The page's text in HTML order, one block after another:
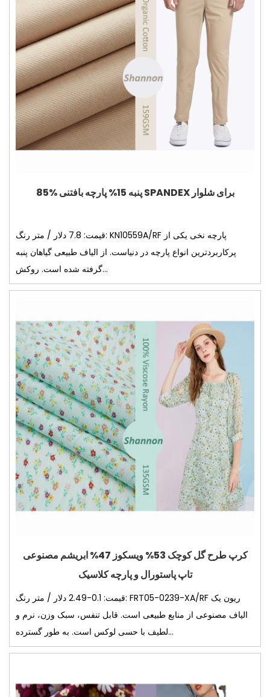
85% پنبه 15% پارچه بافتنی SPANDEX برای شلوار
قیمت: 7.8 دلار / متر رنگ: KN10559A/RF پارچه نخی یکی از
پرکاربردترین انواع پارچه در دنیاست. از الیاف طبیعی گیاهان پنبه
گرفته شده است. روکش...
کرپ طرح گل کوچک 53% ویسکوز 47% ابریشم مصنوعی
تاپ پاستورال و پارچه کلاسیک
قیمت: 0.1-2.49 دلار / متر رنگ: FRT05-0239-XA/RF ریون یک
الیاف مصنوعی از منابع طبیعی است. قابل تنفس، سبک وزن، نرم و
لطیف با حسی لوکس است. به طور گسترده...